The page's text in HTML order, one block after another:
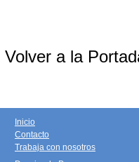
Volver a la
Inicio
Contacto
Trabaja con nosotros